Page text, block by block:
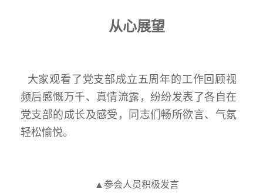
从心展望
大家观看了党支部成立五周年的工作回顾视
频后感慨万千、真情流露，纷纷发表了各自在
党支部的成长及感受，同志们畅所欲言、气氛
轻松愉悦。
▲参会人员积极发言